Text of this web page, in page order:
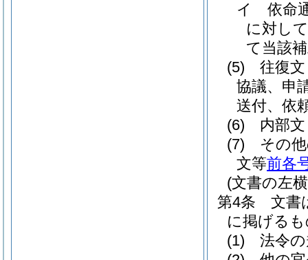
イ
依命
に対し
て当該
(5)
往復
協議、申
送付、依
(6)
内部
(7)
その
文等前各
(文書の左
第4条
文書
に掲げる
(1)
法令